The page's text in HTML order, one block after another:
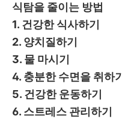
식탐을 줄이는 방법
1. 건강한 식사하기
2. 양치질하기
3. 물 마시기
4. 충분한 수면을 취하기
5. 건강한 운동하기
6. 스트레스 관리하기